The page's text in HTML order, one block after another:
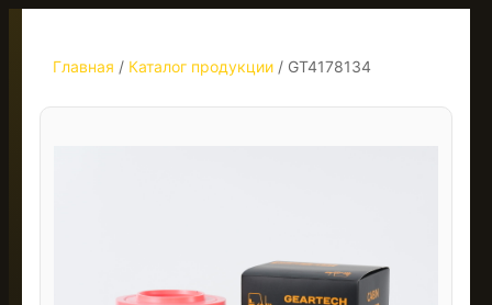
Главная / Каталог продукции / GT4178134